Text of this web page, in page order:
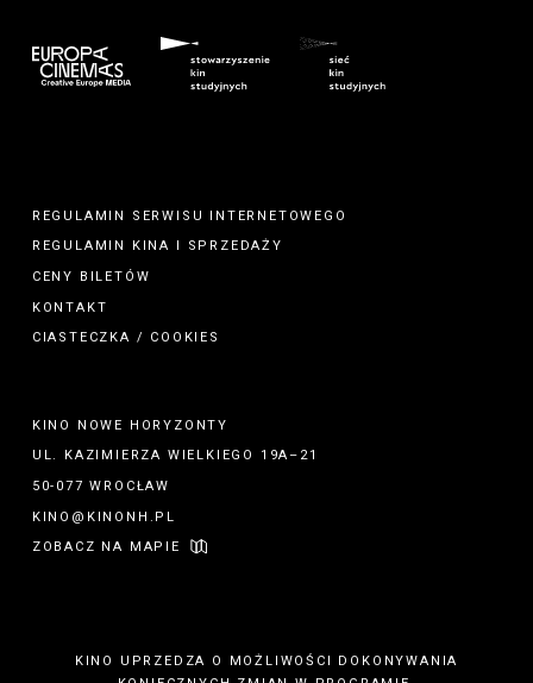
REGULAMIN SERWISU INTERNETOWEGO
REGULAMIN
KINA
SPRZEDAŻY
CENY BILETÓW
KONTAKT
CIASTECZKA / COOKIES
KINO NOWE HORYZONTY
UL. KAZIMIERZA WIELKIEGO 19A–21
50-077 WROCŁAW
KINO@KINONH.PL
ZOBACZ NA MAPIE
KINO UPRZEDZA O MOŻLIWOŚCI DOKONYWANIA